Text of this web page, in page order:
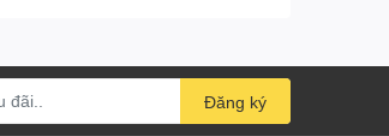
Đăng ký